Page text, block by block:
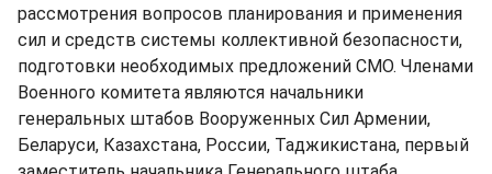
рассмотрения вопросов планирования и применения
сил и средств системы коллективной безопасности,
подготовки необходимых предложений СМО. Членами
Военного комитета являются начальники
генеральных штабов Вооруженных Сил Армении,
Беларуси, Казахстана, России, Таджикистана, первый